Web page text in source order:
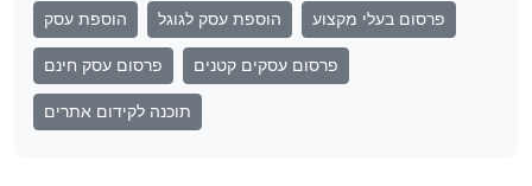
הוספת עסק הוספת עסק לגוגל פרסום בעלי מקצוע
פרסום עסק חינם פרסום עסקים קטנים
תוכנה לקידום אתרים